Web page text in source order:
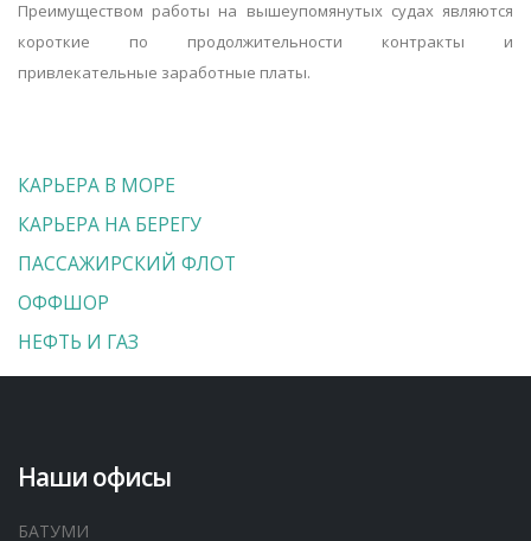
Преимуществом работы на вышеупомянутых судах являются
короткие по продолжительности контракты и
привлекательные заработные платы.
КАРЬЕРА В МОРЕ
КАРЬЕРА НА БЕРЕГУ
ПАССАЖИРСКИЙ ФЛОТ
ОФФШОР
НЕФТЬ И ГАЗ
Наши офисы
БАТУМИ